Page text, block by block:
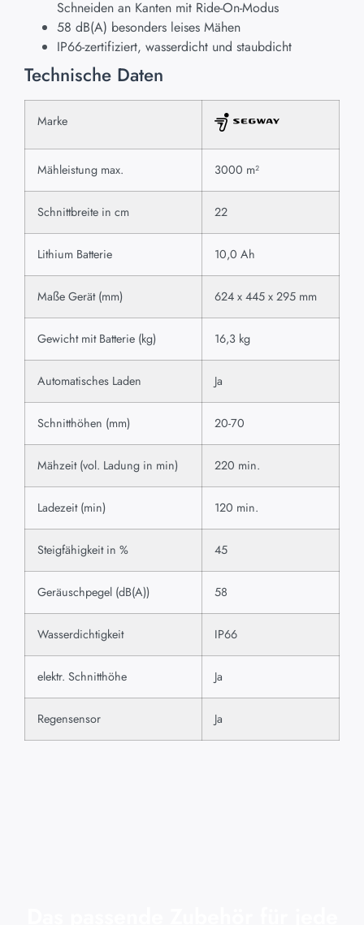
Schneiden an Kanten mit Ride-On-Modus
58 dB(A) besonders leises Mähen
IP66-zertifiziert, wasserdicht und staubdicht
Technische Daten
Marke
Mähleistung max. 3000 m²
Schnittbreite in cm 22
Lithium Batterie 10,0 Ah
Maße Gerät (mm) 624 x 445 x 295 mm
Gewicht mit Batterie (kg) 16,3 kg
Automatisches Laden Ja
Schnitthöhen (mm) 20-70
Mähzeit (vol. Ladung in min) 220 min.
Ladezeit (min) 120 min.
Steigfähigkeit in % 45
Geräuschpegel (dB(A)) 58
Wasserdichtigkeit IP66
elektr. Schnitthöhe Ja
Regensensor Ja